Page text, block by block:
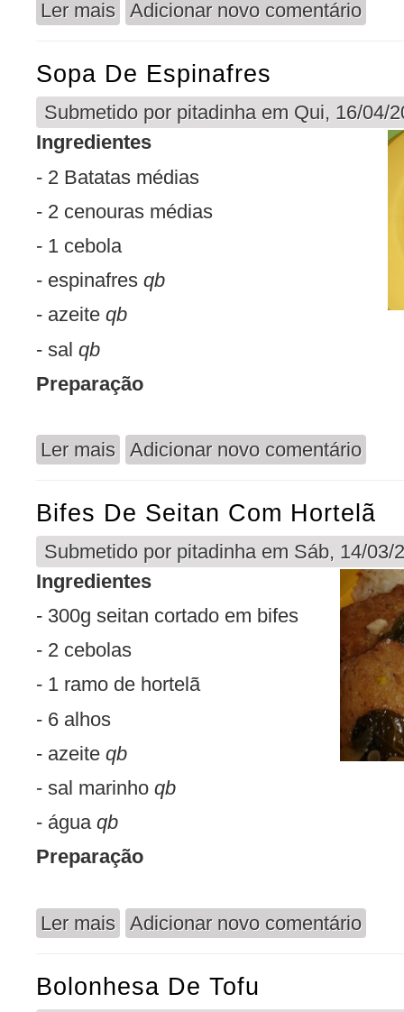
Ler mais acerca de Creme de Cenoura
Adicionar novo comentário
Sopa De Espinafres
Submetido por pitadinhaem Qui, 16/04/
Ingredientes
- 2 Batatas médias
- 2 cenouras médias
- 1 cebola
- espinafres qb
- azeite qb
- sal qb
Preparação
Ler mais acerca de Sopa de Espinafres
Adicionar novo comentário
Bifes De Seitan Com Hortelã
Submetido por pitadinha em Sáb, 14/03/
Ingredientes
- 300g seitan cortado em bifes
- 2 cebolas
- 1 ramo de hortelã
- 6 alhos
- azeite qb
- sal marinho qb
- água qb
Preparação
Ler mais acerca de Bifes de Seitan com Hortelã
Adicionar novo comentário
Bolonhesa De Tofu